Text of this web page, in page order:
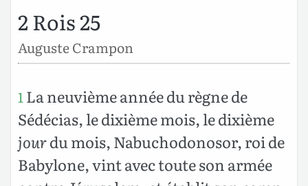
2 Rois 25
Auguste Crampon
1 La neuvième année du règne de
Sédécias, le dixième mois, le dixième
jourdu mois, Nabuchodonosor, roi de
Babylone, vint avec toute son armée